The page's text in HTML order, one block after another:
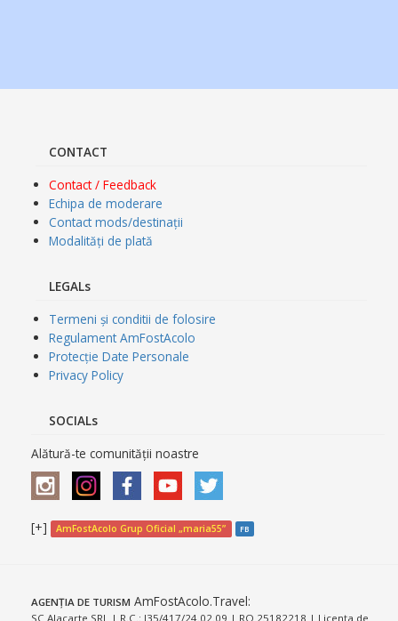
CONTACT
Contact / Feedback
Echipa de moderare
Contact mods/destinații
Modalități de plată
LEGALs
Termeni și conditii de folosire
Regulament AmFostAcolo
Protecție Date Personale
Privacy Policy
SOCIALs
Alătură-te comunității noastre
[+] AmFostAcolo Grup Oficial „maria55” FB
AGENȚIA DE TURISM AmFostAcolo.Travel:
SC Alacarte SRL | R.C.: J35/417/24.02.09 | RO 25182218 | Licența de